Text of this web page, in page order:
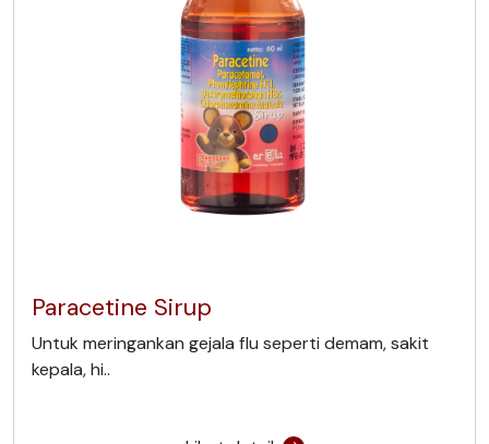
Paracetine Sirup
Untuk meringankan gejala flu seperti demam, sakit
kepala, hi..